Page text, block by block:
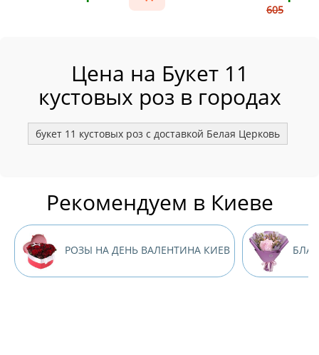
605
Цена на Букет 11
кустовых роз в городах
букет 11 кустовых роз с доставкой Белая Церковь
Рекомендуем в Киеве
РОЗЫ НА ДЕНЬ ВАЛЕНТИНА КИЕВ